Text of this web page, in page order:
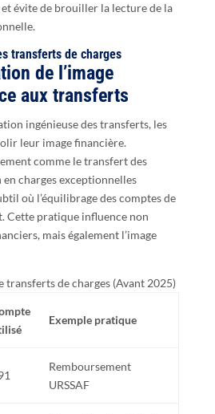
évite de brouiller la lecture de la
transferts de charges
de l’image
aux transferts
ingénieuse des transferts, les
leur image financière.
comme le transfert des
en charges exceptionnelles
où l’équilibrage des comptes de
Cette pratique influence non
mais également l’image
transferts de charges (Avant 2025)
Exemple pratique
Remboursement
URSSAF